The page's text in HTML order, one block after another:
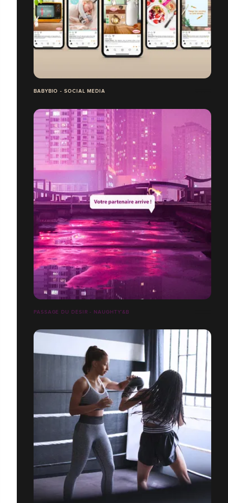
BABYBIO - SOCIAL MEDIA
PASSAGE DU DÉSIR - NAUGHTY’&B